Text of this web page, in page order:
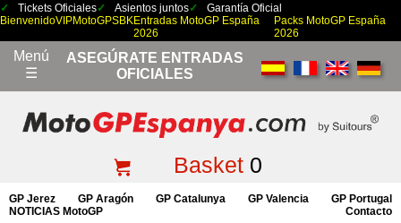
Tickets Oficiales Asientos juntos
Garantía Oficial
BienvenidoVIPMotoGPSBKEntradas MotoGP España
2026
Packs MotoGP España
2026
Menú
☰
ASEGÚRATE ENTRADAS
OFICIALES
Basket0
GP Jerez GP Aragón GP Catalunya GP Valencia
GP Portugal
NOTICIAS MotoGP
Contacto